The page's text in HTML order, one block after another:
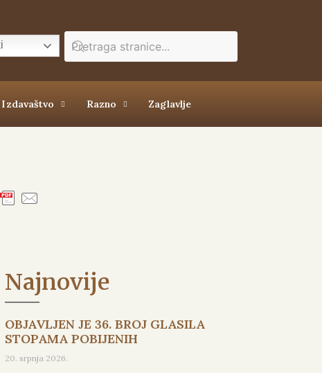
Izdavaštvo Razno Zaglavlje
Najnovije
OBJAVLJEN JE 36. BROJ GLASILA
STOPAMA POBIJENIH
20. srpnja 2026.